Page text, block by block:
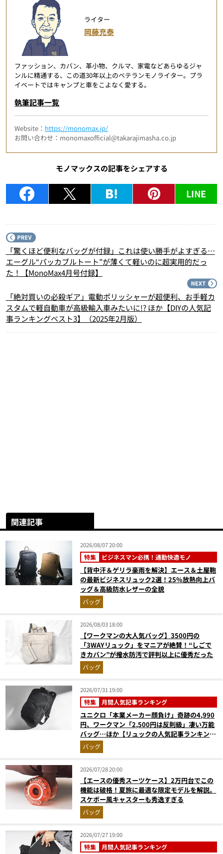
ライター
岡藤充泰
ファッション、カバン、革小物、クルマ、家電などあらゆるジャ
ンルに精通する、この道30年以上のベテランモノライター。プラ
イベートではキャンプと車をこよなく愛する。
執筆記事一覧
Website： https://monomax.jp/
お問い合わせ：monomaxofficial@takarajimasha.co.jp
モノマックスの記事をシェアする
LINE
「驚くほど便利なバッグが付録」これは使い勝手がよすぎる…
エーグル“パッカブルトート”が薄くて軽いのに超実用的だっ
た！【MonoMax4月号付録】
「絶対買いの必殺ギア」電動ポリッシャーが超便利、お手軽カ
スタムで軽自動車が高級輸入車みたいに!? ほか【DIYの人気記
事ランキングベスト3】（2025年2月版）
関連記事
2026/08/07 20:00
特集 ビジネスマン必携！通勤快適モノ
【背中汗＆ゲリラ豪雨を解決】エース＆土屋鞄
の最新ビジネスリュック2選！25%放熱向上バ
ッグ＆高級防水レザーの全貌
バッグ
2026/08/03 18:00
【ワークマンの大人気バッグ】3500円の
「3WAYリュック」をマニアが絶賛！“しごで
きカバン”が撥水防汚で評判以上に優秀だった
バッグ
2026/07/31 19:00
特集 月間人気記事ランキング
ユニクロ「本業メーカー顔負け」奇跡の4,990
円、ワークマン「2,500円は反則級」凄い万能
バッグ…ほか【リュックの人気記事ランキング
ベスト3】（2026年6月版）
バッグ
2026/07/28 20:00
【エースの優秀スーツケース】2万円台でこの
機能は破格！夏旅に最適な限定モデルを解説。
スケボー風キャスターも秀逸すぎる
バッグ
2026/07/27 19:00
特集 月間人気記事ランキング